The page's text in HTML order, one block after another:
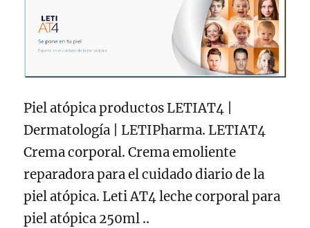
Piel atópica productos LETIAT4 |
Dermatología | LETIPharma. LETIAT4
Crema corporal. Crema emoliente
reparadora para el cuidado diario de la
piel atópica. Leti AT4 leche corporal para
piel atópica 250ml ..